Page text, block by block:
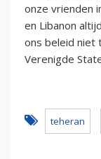
onze vrienden
en Libanon
ons beleid niet
Verenigde
teheran